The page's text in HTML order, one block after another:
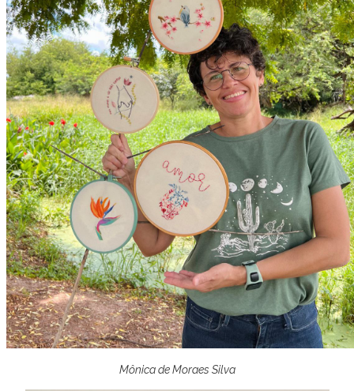
Mônica de Moraes Silva